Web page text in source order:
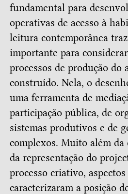
fundamental para
operativas de acesso à
leitura contemporânea
importante para
processos de produção do
construído. Nela, o
uma ferramenta de
participação pública, de
sistemas produtivos e de
complexos. Muito além
da representação do
processo criativo, aspectos
caracterizaram a posição